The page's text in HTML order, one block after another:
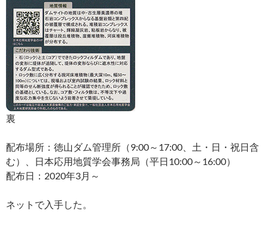
裏
配布場所：徳山ダム管理所（9:00～17:00、土・日・祝日含
む）、日本応用地質学会事務局（平日10:00～16:00）
配布日：2020年3月～
ネットで入手した。